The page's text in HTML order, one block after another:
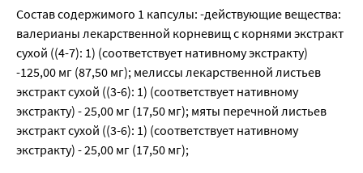
Состав содержимого 1 капсулы: -действующие вещества:
валерианы лекарственной корневищ с корнями экстракт
сухой ((4-7): 1) (соответствует нативному экстракту)
-125,00 мг (87,50 мг); мелиссы лекарственной листьев
экстракт сухой ((3-6): 1) (соответствует нативному
экстракту) - 25,00 мг (17,50 мг); мяты перечной листьев
экстракт сухой ((3-6): 1) (соответствует нативному
экстракту) - 25,00 мг (17,50 мг);